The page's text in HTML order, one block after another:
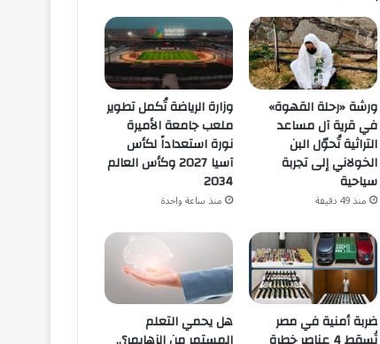
ورشة «رحلة القهوة»
في قرية آل مساعد
التراثية تُحوّل البن
الخولاني إلى تجربة
سياحية
منذ 49 دقيقة
وزارة الرياضة تُكمل تطوير
ملعب جامعة الأميرة
نورة استعداداً لكأس
آسيا 2027 وكأس العالم
2034
منذ ساعة واحدة
ضربة أمنية في مصر
هل يحمي التعلم